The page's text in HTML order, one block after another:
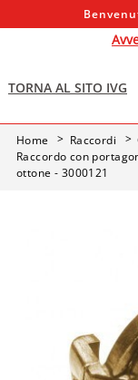
TORNA AL SITO IVG
Home Raccordi
Raccordo con
ottone - 3000121